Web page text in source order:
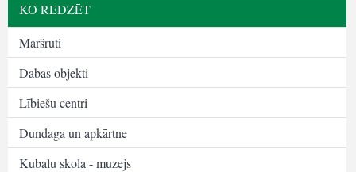
KO REDZĒT
Maršruti
Dabas objekti
Lībiešu centri
Dundaga un apkārtne
Kubalu skola - muzejs